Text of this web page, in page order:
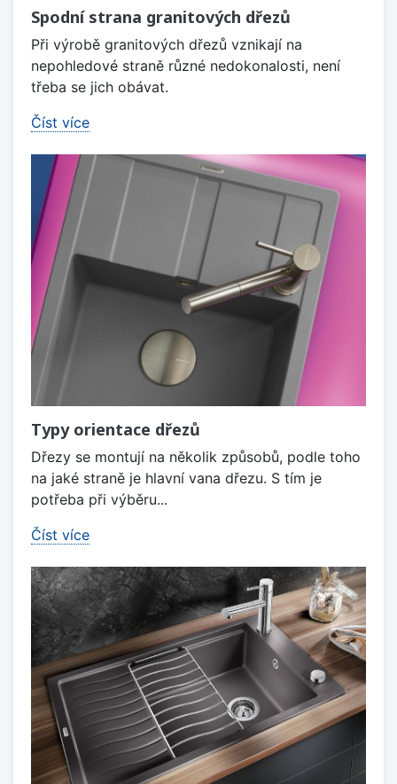
Spodní strana granitových dřezů
Při výrobě granitových dřezů vznikají na
nepohledové straně různé nedokonalosti, není
třeba se jich obávat.
Číst více
Typy orientace dřezů
Dřezy se montují na několik způsobů, podle toho
na jaké straně je hlavní vana dřezu. S tím je
potřeba při výběru...
Číst více